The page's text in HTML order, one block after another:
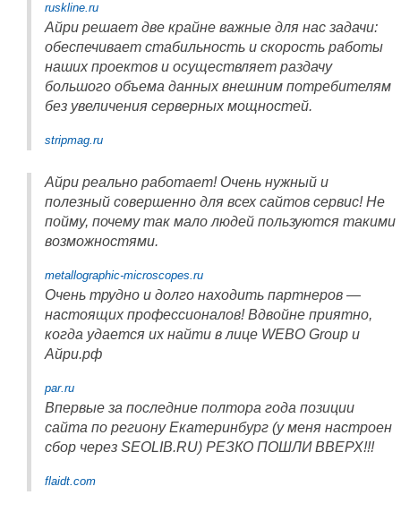
ruskline.ru
Айри решает две крайне важные для нас задачи:
обеспечивает стабильность и скорость работы
наших проектов и осуществляет раздачу
большого объема данных внешним потребителям
без увеличения серверных мощностей.
stripmag.ru
Айри реально работает! Очень нужный и
полезный совершенно для всех сайтов сервис! Не
пойму, почему так мало людей пользуются такими
возможностями.
metallographic-microscopes.ru
Очень трудно и долго находить партнеров —
настоящих профессионалов! Вдвойне приятно,
когда удается их найти в лице WEBO Group и
Айри.рф
par.ru
Впервые за последние полтора года позиции
сайта по региону Екатеринбург (у меня настроен
сбор через SEOLIB.RU) РЕЗКО ПОШЛИ ВВЕРХ!!!
flaidt.com